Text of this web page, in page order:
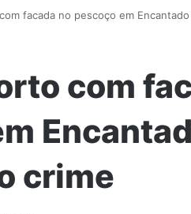
facada no pescoço em
com
crime